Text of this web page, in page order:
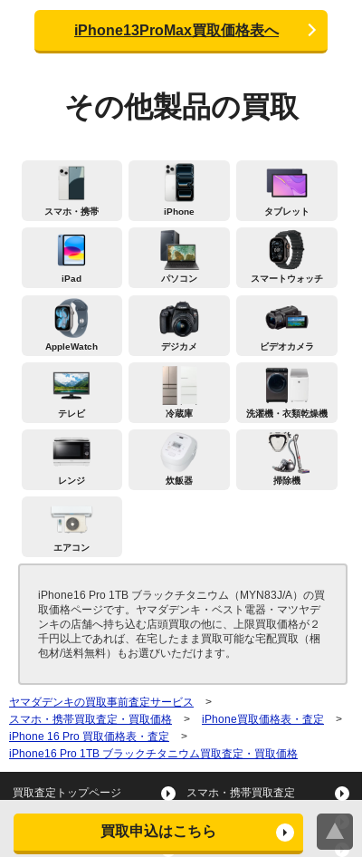
買取申込はこちら
iPhone13ProMax買取価格表へ
その他製品の買取
スマホ・携帯 iPhone タブレット
iPad パソコン スマートウォッチ
AppleWatch デジカメ ビデオカメラ
テレビ 冷蔵庫 洗濯機・衣類乾燥機
レンジ 炊飯器 掃除機
エアコン
iPhone16 Pro 1TB ブラックチタニウム（MYN83J/A）の買
取価格ページです。ヤマダデンキ・ベスト電器・マツヤデ
ンキの店舗へ持ち込む店頭買取の他に、上限買取価格が２
千円以上であれば、在宅したまま買取可能な宅配買取（梱
包材/送料無料）もお選びいただけます。
ヤマダデンキの買取事前査定サービス
>
スマホ・携帯買取査定・買取価格
> iPhone買取価格表・査定
>
iPhone 16 Pro 買取価格表・査定
>
iPhone16 Pro 1TB ブラックチタニウム買取査定・買取価格
買取査定トップページ スマホ・携帯買取査定
タブレット買取査定
スマートウォッチ買取査定 デジカメ買取査定